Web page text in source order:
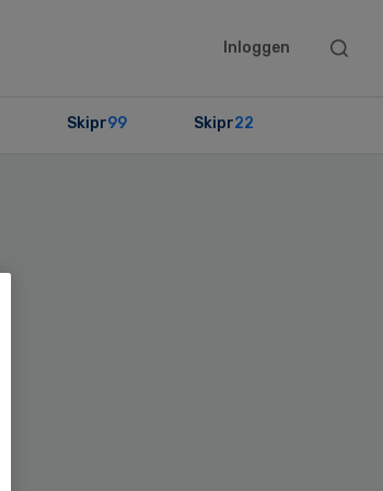
Inloggen
Search
Skipr99 Skipr22